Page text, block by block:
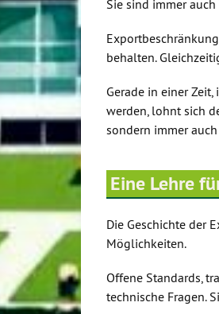
Sie sind immer
behalten.
Gerade in einer
werden, lohnt sich
sondern immer
Eine Lehre
Die Geschichte der
Möglichkeiten.
Offene Standards,
technische Fragen.